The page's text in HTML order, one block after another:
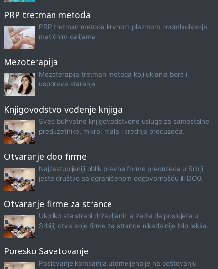
PRP tretman metoda
PRP tretman metoda krvnom plazmom podmlađivanja
matičnim ćelijama
Mezoterapija
Mezoterapija tretman metoda koji uklanja bore i
usporava starenje
Knjigovodstvo vođenje knjiga
Sveo buhvatne knjigovodstvene usluge za samostalne
preduzetnike, mikro, mala i srednja preduzeća.
Otvaranje doo firme
Najzastupljeniji oblik pravne forme preduzeća u Srbiji
jeste društvo sa ograničenom odgovornošću ili DOO.
Otvaranje firme za strance
Ukoliko ste strani državljanin a želite da poslujete u
Srbiji, otvaranje firme za strance nikada nije bilo lakše.
Poresko Savetovanje
Poslovanje kompanija utemeljeno je na poštovanju